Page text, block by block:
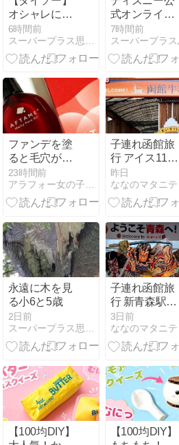
オシャレにル
ーターを隠す
技
6時間前
式オンライン
ストア、段ボ
ールまで可愛
い♡
7時間前
ファンデを塗
ると毛穴が目
立つ私…この
夏使い始めた
毛穴ケアアイ
23時間前
子連れ函館旅
行 アイス118
函館牛乳大満
足スポット
昨日
永遠に木を見
る小6と5歳
2日前
子連れ函館旅
行 新青森駅の
三内丸山遺跡
へ寄り道
3日前
【100均DIY】
【100均DIY】